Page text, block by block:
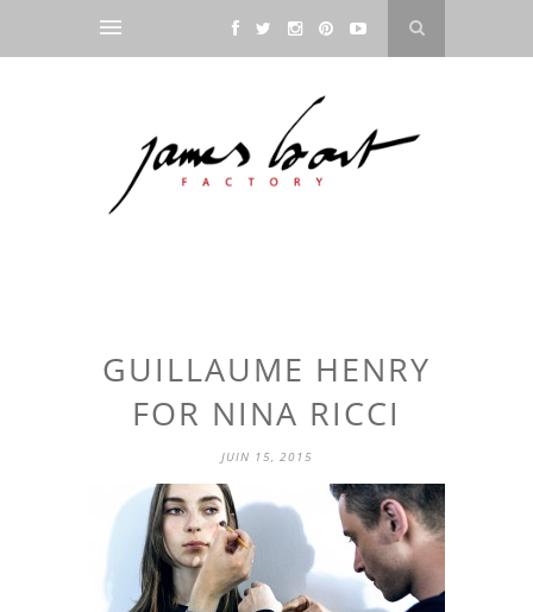
GUILLAUME HENRY
FOR NINA RICCI
JUIN 15, 2015